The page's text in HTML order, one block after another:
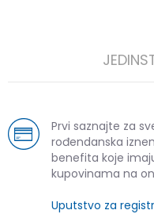
Prvi saznajte za
rođendanska
benefita koje
kupovinama na
Uputstvo za